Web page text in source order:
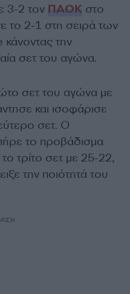
3-2 τον ΠΑΟΚ στο
το 2-1 στη σειρά των
την
σετ του αγώνα.
σετ του αγώνα με
και ισοφάρισε
σετ. Ο
το προβάδισμα
τρίτο σετ με 25-22,
την ποιότητά του